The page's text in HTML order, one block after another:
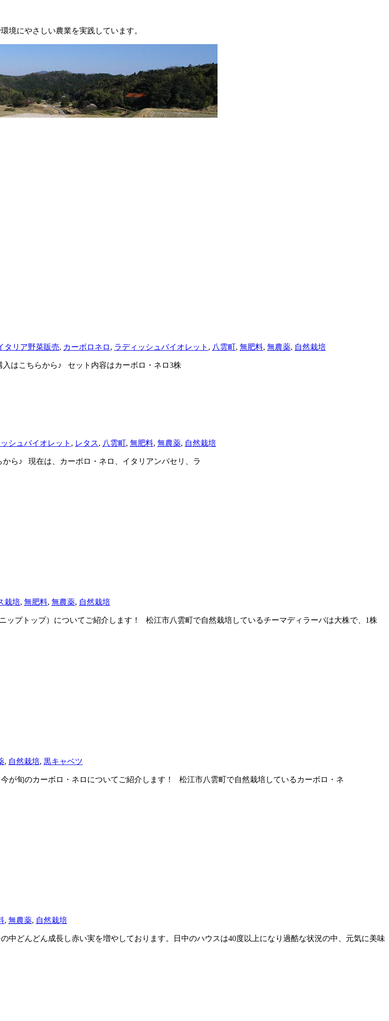
境にやさしい農業を実践しています。
タリア野菜販売, カーボロネロ , ラディッシュバイオレット , 八雲町, 無肥料, 無農薬, 自然栽培
はこちらから♪ セット内容はカーボロ・ネロ3株
シュバイオレット , レタス, 八雲町, 無肥料, 無農薬, 自然栽培
ら♪ 現在は、カーボロ・ネロ、イタリアンパセリ、ラ
栽培, 無肥料, 無農薬, 自然栽培
ップトップ）についてご紹介します！ 松江市八雲町で自然栽培しているチーマディラーパは大株で、1株
, 自然栽培, 黒キャベツ
が旬のカーボロ・ネロについてご紹介します！ 松江市八雲町で自然栽培しているカーボロ・ネ
, 無農薬, 自然栽培
中どんどん成長し赤い実を増やしております。日中のハウスは40度以上になり過酷な状況の中、元気に美味